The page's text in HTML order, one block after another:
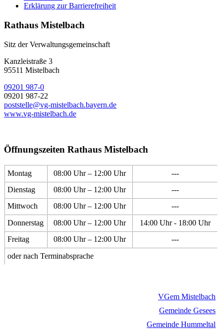
Erklärung zur Barrierefreiheit
Rathaus Mistelbach
Sitz der Verwaltungsgemeinschaft
Kanzleistraße 3
95511 Mistelbach
09201 987-0
09201 987-22
poststelle@vg-mistelbach.bayern.de
www.vg-mistelbach.de
Öffnungszeiten Rathaus Mistelbach
Montag 08:00 Uhr – 12:00 Uhr
---
Dienstag
08:00 Uhr – 12:00 Uhr
---
Mittwoch
08:00 Uhr – 12:00 Uhr
---
Donnerstag
08:00 Uhr – 12:00 Uhr
14:00 Uhr - 18:00 Uhr
Freitag
08:00 Uhr – 12:00 Uhr
---
oder nach Terminabsprache
VGem Mistelbach
Gemeinde Gesees
Gemeinde Hummeltal